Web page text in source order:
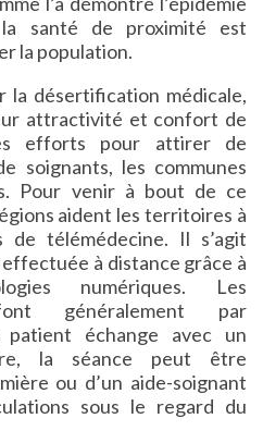
santé de proximité est
la population.
la désertification médicale,
attractivité et confort de
efforts pour attirer de
soignants, les communes
Pour venir à bout de ce
aident les territoires à
de télémédecine. Il s’agit
à distance grâce à
numériques. Les
généralement par
échange avec un
la séance peut être
ou d’un aide-soignant
sous le regard du